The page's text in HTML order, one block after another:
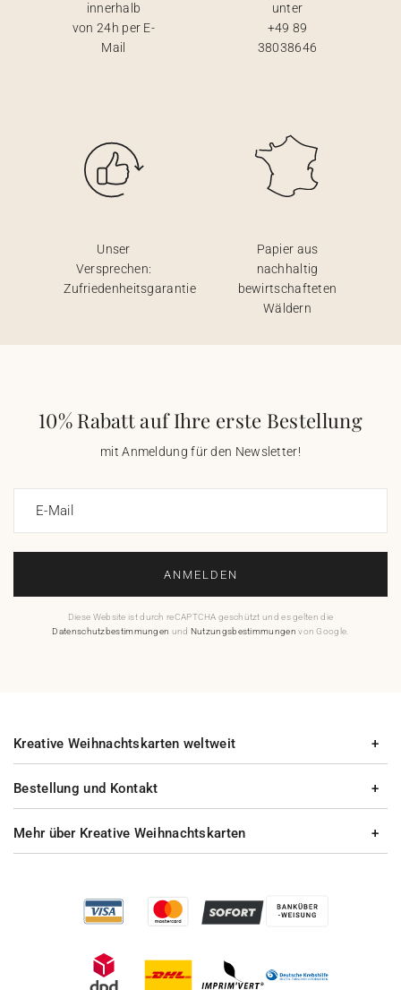
innerhalb
von 24h per E-
Mail
unter
+49 89
38038646
Unser
Versprechen:
Zufriedenheitsgarantie
Papier aus
nachhaltig
bewirtschafteten
Wäldern
10% Rabatt auf Ihre erste Bestellung
mit Anmeldung für den Newsletter!
E-Mail
ANMELDEN
Diese Website ist durch reCAPTCHA geschützt und es gelten die
Datenschutzbestimmungen und Nutzungsbestimmungen von Google.
Bestellung und Kontakt
Mehr über Kreative Weihnachtskarten
Kreative Weihnachtskarten weltweit